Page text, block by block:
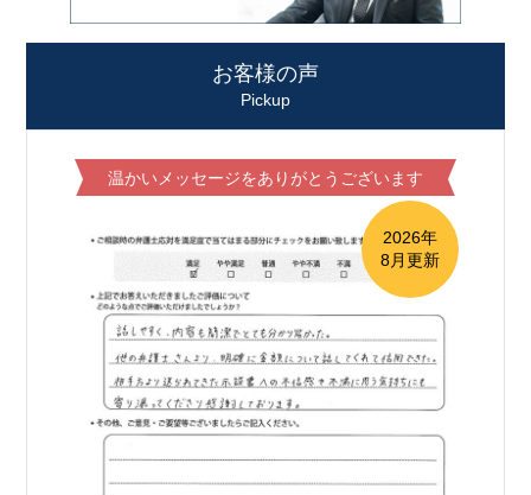
お客様の声
Pickup
温かいメッセージをありがとうございます
2026年
8月更新